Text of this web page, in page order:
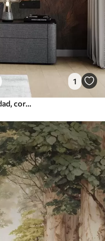
1
madera, textura, grietas, oscuridad, corteza, superficie